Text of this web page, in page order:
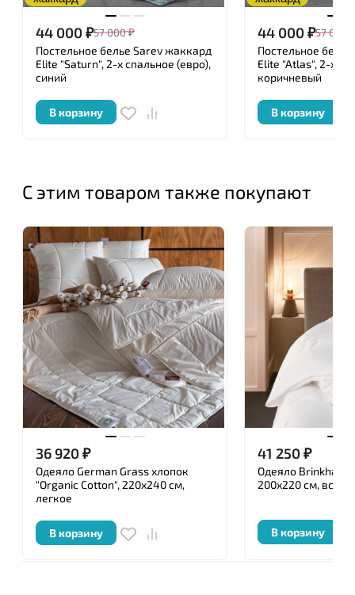
44 000₽57 000₽
Постельное белье Sarev жаккард
Elite "Saturn", 2-х спальное (евро),
синий
В корзину
44 000₽57 000
Постельное
Elite "Atlas", 2-х
коричневый
В корзину
С этим товаром также покупают
36 920₽
Одеяло German Grass хлопок
"Organic Cotton", 220x240 см,
легкое
В корзину
41 250₽
Одеяло Brinkhaus
200x220 см,
В корзину